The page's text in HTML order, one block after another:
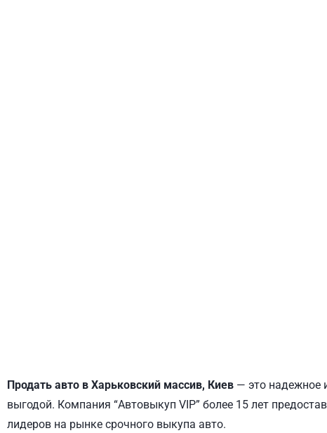
Продать авто в Харьковский массив, Киев — это надежное
выгодой. Компания “Автовыкуп VIP” более 15 лет
лидеров на рынке срочного выкупа авто.